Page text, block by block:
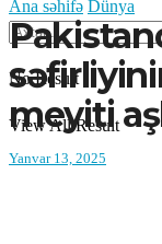
No Result
View All Result
Ana səhifə Dünya
meyiti
Yanvar 13, 2025